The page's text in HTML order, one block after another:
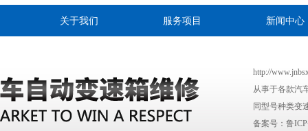
关于我们 服务项目 新闻中心
http://
从事于各款汽
同型号种类变
备案号： 鲁